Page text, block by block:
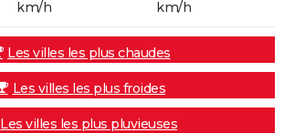
km/h
km/h
Les villes les plus chaudes
Les villes les plus froides
Les villes les plus pluvieuses